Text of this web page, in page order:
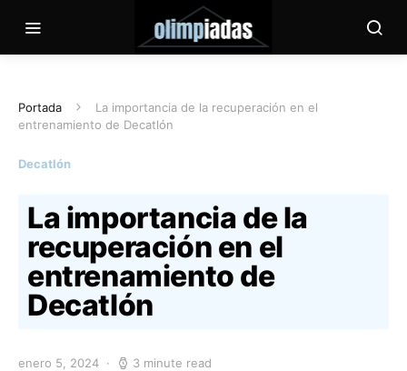
Portada
La importancia de la recuperación en el
entrenamiento de Decatlón
Decatlón
La importancia de la
recuperación en el
entrenamiento de
Decatlón
enero 5, 2024 3 minute read